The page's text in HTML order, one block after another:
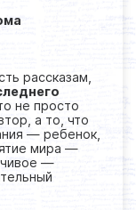
рассказам,
не просто
а то, что
— ребенок,
мира —
—